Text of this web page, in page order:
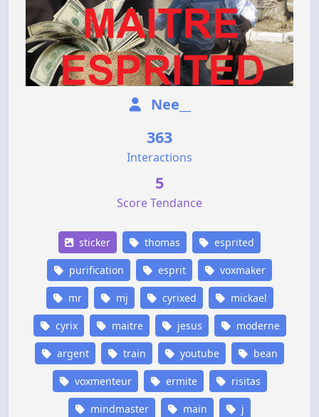
Nee__
363
Interactions
5
Score Tendance
sticker thomas esprited
purification esprit voxmaker
mr mj cyrixed mickael
cyrix maitre jesus moderne
argent train youtube bean
voxmenteur ermite risitas
mindmaster main j